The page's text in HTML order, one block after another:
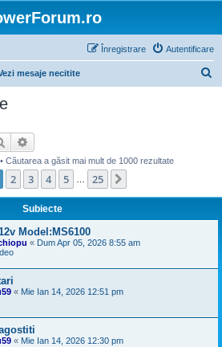
Autentificare
Înregistrare
mesaje necitite
Căutare
Căutarea a găsit mai mult de 1000 rezultate
din 25
2 3 4 5 25
Subiecte
Model:MS6100
« Dum Apr 05, 2026 8:55 am
« Mie Ian 14, 2026 12:51 pm
« Mie Ian 14, 2026 12:30 pm